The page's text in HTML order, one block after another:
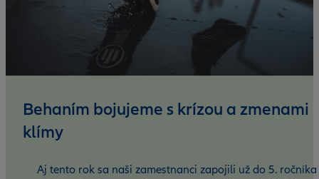
Behaním bojujeme s krízou a zmenami
klímy
Aj tento rok sa naši zamestnanci zapojili už do 5. ročníka